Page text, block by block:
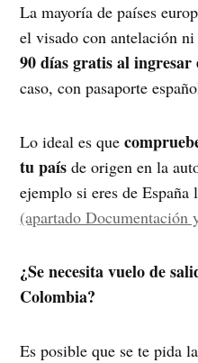
La mayoría de países
el visado con antelación
90 días gratis al ingresar
caso, con pasaporte
Lo ideal es que
tu país de origen en la
ejemplo si eres de España
(apartado Documentación
¿Se necesita vuelo de
Colombia?
Es posible que se te pida